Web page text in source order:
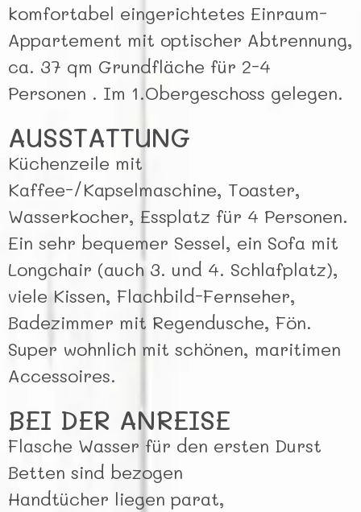
komfortabel eingerichtetes Einraum-
Appartement mit optischer Abtrennung,
ca. 37 qm Grundfläche für 2-4
Personen . Im 1.Obergeschoss gelegen.
AUSSTATTUNG
Küchenzeile mit
Kaffee-/Kapselmaschine, Toaster,
Wasserkocher, Essplatz für 4 Personen.
Ein sehr bequemer Sessel, ein Sofa mit
Longchair (auch 3. und 4. Schlafplatz),
viele Kissen, Flachbild-Fernseher,
Badezimmer mit Regendusche, Fön.
Super wohnlich mit schönen, maritimen
Accessoires.
BEI DER ANREISE
Flasche Wasser für den ersten Durst
Betten sind bezogen
Handtücher liegen parat,